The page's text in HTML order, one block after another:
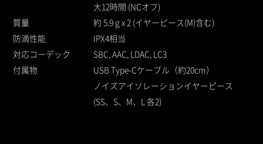
大12時間 (NCオフ)
質量
約 5.9 g x 2 (イヤーピース(M)含む)
防滴性能
IPX4相当
対応コーデック
SBC, AAC, LDAC, LC3
付属物
USB Type-Cケーブル（約20cm）
ノイズアイソレーションイヤーピース
(SS、S、M、L 各2)